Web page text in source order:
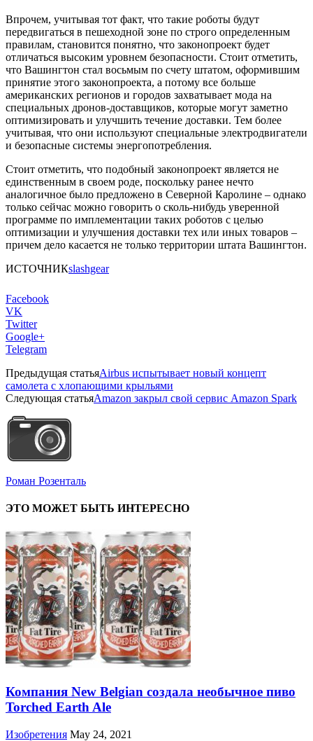
Впрочем, учитывая тот факт, что такие роботы будут
передвигаться в пешеходной зоне по строго определенным
правилам, становится понятно, что законопроект будет
отличаться высоким уровнем безопасности. Стоит отметить,
что Вашингтон стал восьмым по счету штатом, оформившим
принятие этого законопроекта, а потому все больше
американских регионов и городов захватывает мода на
специальных дронов-доставщиков, которые могут заметно
оптимизировать и улучшить течение доставки. Тем более
учитывая, что они используют специальные электродвигатели
и безопасные системы энергопотребления.
Стоит отметить, что подобный законопроект является не
единственным в своем роде, поскольку ранее нечто
аналогичное было предложено в Северной Каролине – однако
только сейчас можно говорить о сколь-нибудь уверенной
программе по имплементации таких роботов с целью
оптимизации и улучшения доставки тех или иных товаров –
причем дело касается не только территории штата Вашингтон.
ИСТОЧНИКslashgear
Facebook
VK
Twitter
Google+
Telegram
Предыдущая статьяAirbus испытывает новый концепт
самолета с хлопающими крыльями
Следующая статьяAmazon закрыл свой сервис Amazon Spark
Роман Розенталь
ЭТО МОЖЕТ БЫТЬ ИНТЕРЕСНО
Компания New Belgian создала необычное пиво
Torched Earth Ale
Изобретения May 24, 2021